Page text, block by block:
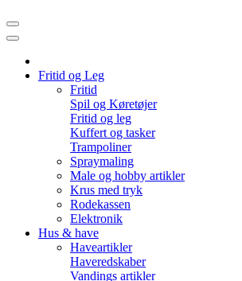
Fritid og Leg
Fritid
Spil og Køretøjer
Fritid og leg
Kuffert og tasker
Trampoliner
Spraymaling
Male og hobby artikler
Krus med tryk
Rodekassen
Elektronik
Hus & have
Haveartikler
Haveredskaber
Vandings artikler